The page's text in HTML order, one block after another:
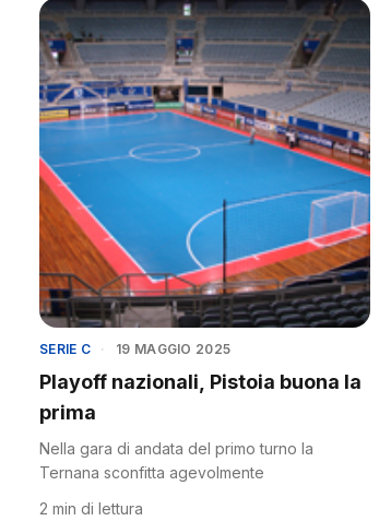
SERIE C · 19 MAGGIO 2025
Playoff nazionali, Pistoia buona la
prima
Nella gara di andata del primo turno la
Ternana sconfitta agevolmente
2 min di lettura